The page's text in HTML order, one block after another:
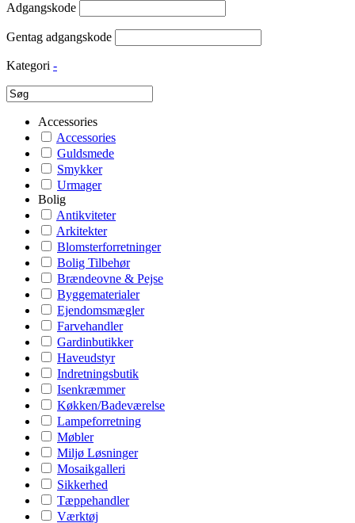
Adgangskode
Gentag adgangskode
Kategori -
Accessories
Accessories
Guldsmede
Smykker
Urmager
Bolig
Antikviteter
Arkitekter
Blomsterforretninger
Bolig Tilbehør
Brændeovne & Pejse
Byggematerialer
Ejendomsmægler
Farvehandler
Gardinbutikker
Haveudstyr
Indretningsbutik
Isenkræmmer
Køkken/Badeværelse
Lampeforretning
Møbler
Miljø Løsninger
Mosaikgalleri
Sikkerhed
Tæppehandler
Værktøj